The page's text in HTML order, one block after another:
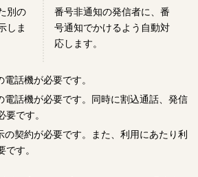
別の
しま
番号非通知の発信者に、番
号通知でかけるよう自動対
応します。
話機が必要です。
電話機が必要です。同時に割込通話、発信
です。
の契約が必要です。また、利用にあたり利
です。